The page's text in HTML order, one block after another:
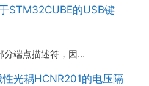
STM32CUBE的USB键
分端点描述符，因…
性光耦HCNR201的电压隔